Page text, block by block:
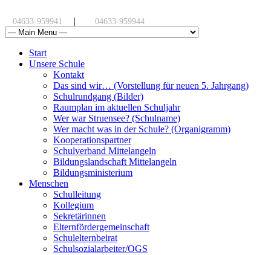
04633-959941 | 04633-959944
Start
Unsere Schule
Kontakt
Das sind wir… (Vorstellung für neuen 5. Jahrgang)
Schulrundgang (Bilder)
Raumplan im aktuellen Schuljahr
Wer war Struensee? (Schulname)
Wer macht was in der Schule? (Organigramm)
Kooperationspartner
Schulverband Mittelangeln
Bildungslandschaft Mittelangeln
Bildungsministerium
Menschen
Schulleitung
Kollegium
Sekretärinnen
Elternfördergemeinschaft
Schulelternbeirat
Schulsozialarbeiter/OGS